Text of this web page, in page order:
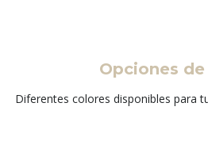
Opciones
Diferentes colores disponibles para